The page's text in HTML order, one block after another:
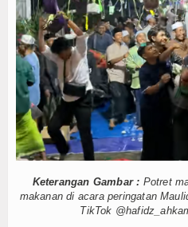
Tokoh
Ceramah
Hikmah
Index Berita
Download
Video
Palu, Sigi,
Akhirnya,
Suka Rekam
Masa Transisi
Perhatikan
Mahasiswi
Usai
Mayat
Karyawan
Palu, Sigi,
Akhirnya,
Suka Rekam
Keterangan Gambar : Potret
makanan di acara peringatan
TikTok